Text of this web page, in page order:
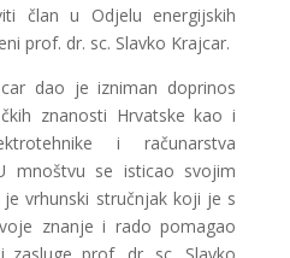
član u Odjelu energijskih
prof. dr. sc. Slavko Krajcar.
dao je izniman doprinos
znanosti Hrvatske kao i
i računarstva
mnoštvu se isticao svojim
vrhunski stručnjak koji je s
znanje i rado pomagao